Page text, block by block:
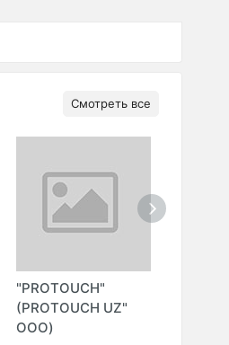
Смотреть все
"PROTOUCH"
(PROTOUCH UZ"
ООО)